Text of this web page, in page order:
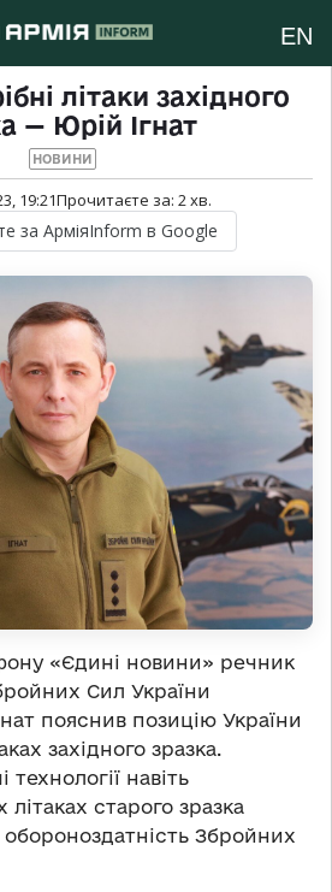
EN
літаки західного
— Юрій Ігнат
НОВИНИ
19:21Прочитаєте за: 2хв.
за АрміяInform в Google
«Єдині новини» речник
Сил України
пояснив позицію України
західного зразка.
навіть
старого зразка
Збройних